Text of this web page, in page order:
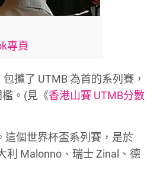
專頁
攬了 UTMB 為首的系列賽，
。(見《香港山賽 UTMB分數
這個世界杯盃系列賽，是於
利 Malonno、瑞士 Zinal、德